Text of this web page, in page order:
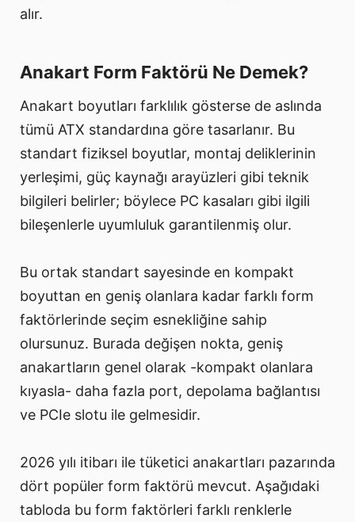
alır.
Anakart Form Faktörü Ne Demek?
Anakart boyutları farklılık gösterse de aslında
tümü ATX standardına göre tasarlanır. Bu
standart fiziksel boyutlar, montaj deliklerinin
yerleşimi, güç kaynağı arayüzleri gibi teknik
bilgileri belirler; böylece PC kasaları gibi ilgili
bileşenlerle uyumluluk garantilenmiş olur.
Bu ortak standart sayesinde en kompakt
boyuttan en geniş olanlara kadar farklı form
faktörlerinde seçim esnekliğine sahip
olursunuz. Burada değişen nokta, geniş
anakartların genel olarak -kompakt olanlara
kıyasla- daha fazla port, depolama bağlantısı
ve PCIe slotu ile gelmesidir.
2026 yılı itibarı ile tüketici anakartları pazarında
dört popüler form faktörü mevcut. Aşağıdaki
tabloda bu form faktörleri farklı renklerle